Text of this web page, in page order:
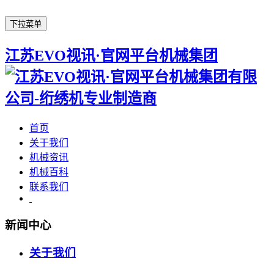
下拉菜单
江苏EVO视讯·官网平台机械集团
首页
关于我们
机械资讯
机械百科
联系我们
新闻中心
关于我们